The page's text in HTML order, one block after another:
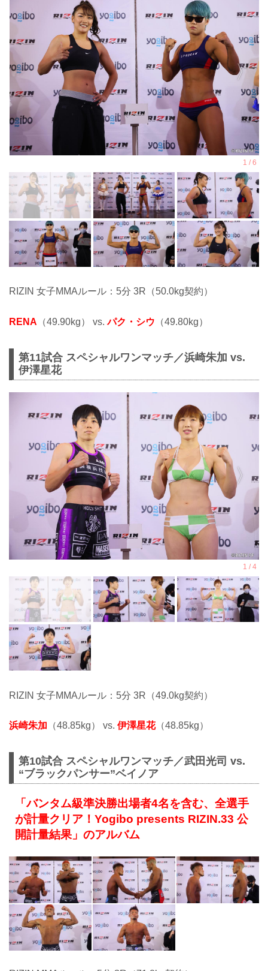
RIZIN 女子MMAルール：5分 3R（50.0kg契約）
RENA （49.90kg） vs.パク・シウ （49.80kg）
第11試合 スペシャルワンマッチ／浜崎朱加 vs.
伊澤星花
RIZIN 女子MMAルール：5分 3R（49.0kg契約）
浜崎朱加 （48.85kg） vs. 伊澤星花（48.85kg）
第10試合 スペシャルワンマッチ／武田光司 vs.
“ブラックパンサー”ベイノア
「バンタム級準決勝出場者4名を含む、全選手
が計量クリア！Yogibo presents RIZIN.33 公
開計量結果」のアルバム